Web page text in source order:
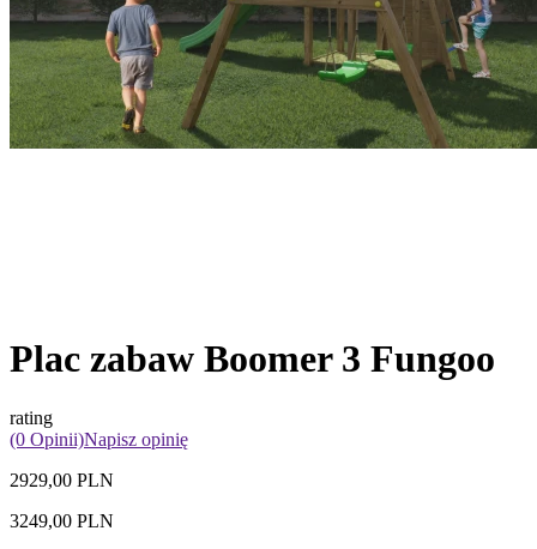
Plac zabaw Boomer 3 Fungoo
rating
(0 Opinii)Napisz opinię
2929,00 PLN
3249,00 PLN